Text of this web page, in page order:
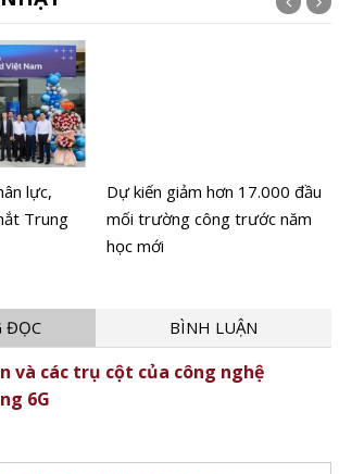
lực,
Trung
Dự kiến giảm hơn 17.000 đầu
mối trường công trước năm
học mới
ĐỌC BÌNH LUẬN
và các trụ cột của công nghệ
6G